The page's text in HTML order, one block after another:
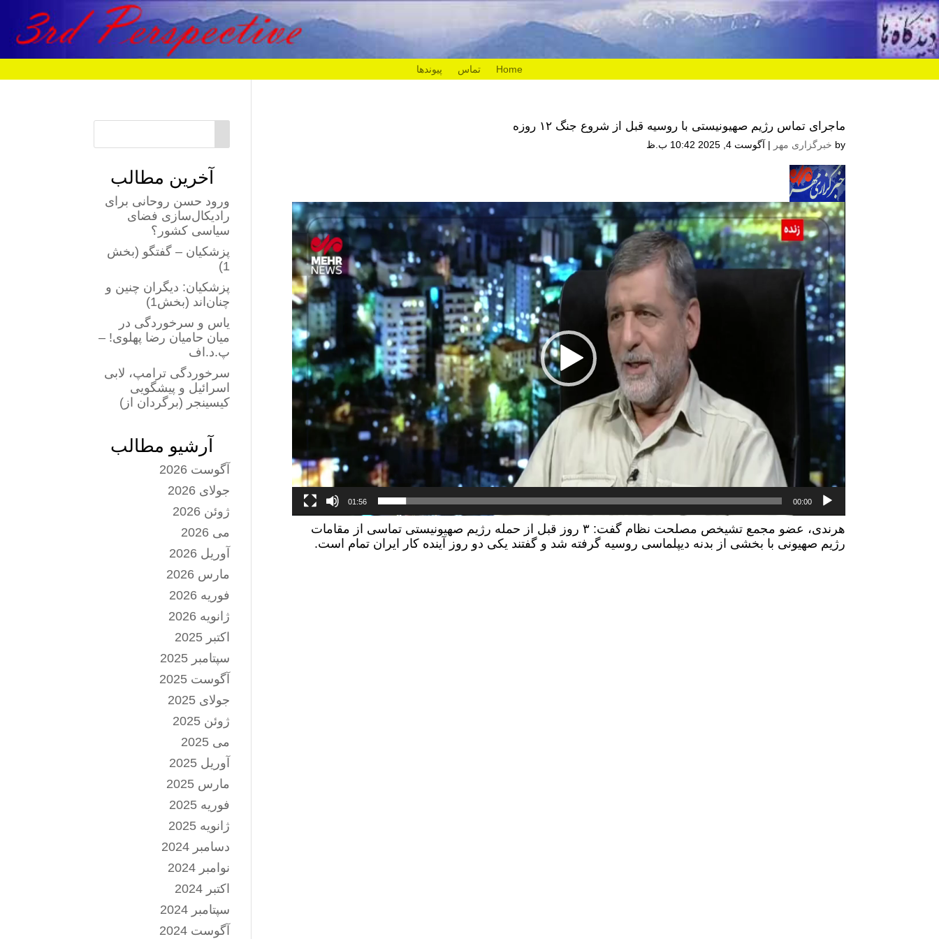
Home تماس پیوندها
ماجرای تماس رژیم صهیونیستی با روسیه قبل از شروع جنگ ۱۲ روزه
by خبرگزاری مهر | آگوست 4, 2025 10:42 ب.ظ
نمایشگر
ویدیو
00:00
01:56
هرندی، عضو مجمع تشیخص مصلحت نظام گفت: ۳ روز قبل از حمله رژیم صهیونیستی تماسی از مقامات
رژیم صهیونی با بخشی از بدنه دیپلماسی روسیه گرفته شد و گفتند یکی دو روز آینده کار ایران تمام است.
آخرین مطالب
ورود حسن روحانی برای
رادیکال‌سازی فضای
سیاسی کشور؟
پزشکیان – گفتگو (بخش
1)
پزشکیان: دیگران چنین و
چنان‌اند (بخش1)
یاس و سرخوردگی در
میان حامیان رضا پهلوی! –
پ.د.اف
سرخوردگی ترامپ، لابی
اسرائیل و پیشگویی
کیسینجر (برگردان از)
آرشیو مطالب
آگوست 2026
جولای 2026
ژوئن 2026
می 2026
آوریل 2026
مارس 2026
فوریه 2026
ژانویه 2026
اکتبر 2025
سپتامبر 2025
آگوست 2025
جولای 2025
ژوئن 2025
می 2025
آوریل 2025
مارس 2025
فوریه 2025
ژانویه 2025
دسامبر 2024
نوامبر 2024
اکتبر 2024
سپتامبر 2024
آگوست 2024